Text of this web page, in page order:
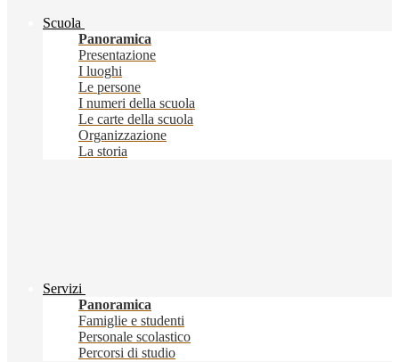
Scuola
Panoramica
Presentazione
I luoghi
Le persone
I numeri della scuola
Le carte della scuola
Organizzazione
La storia
Servizi
Panoramica
Famiglie e studenti
Personale scolastico
Percorsi di studio